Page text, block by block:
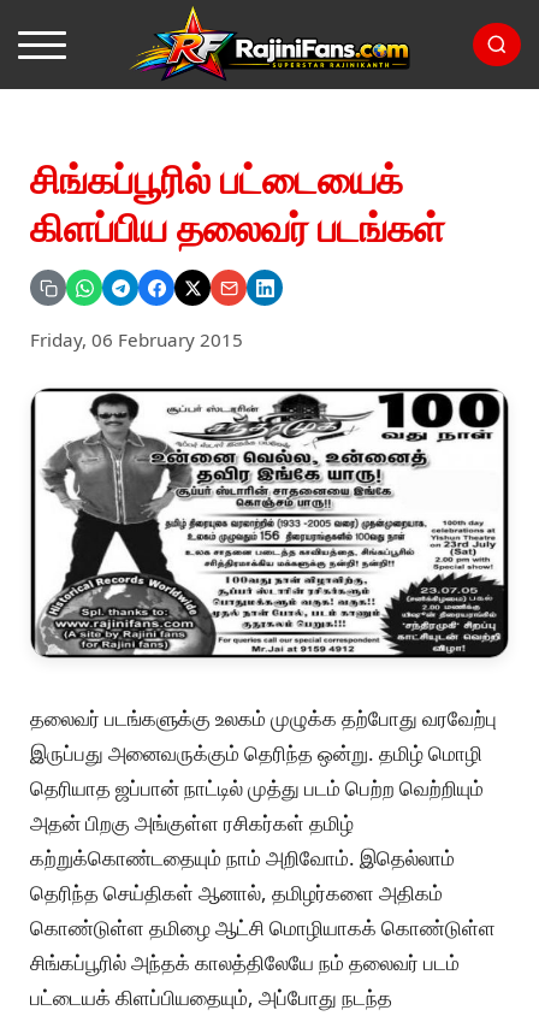
சிங்கப்பூரில் பட்டையைக்
கிளப்பிய தலைவர் படங்கள்
Friday, 06 February 2015
தலைவர் படங்களுக்கு உலகம் முழுக்க தற்போது வரவேற்பு
இருப்பது அனைவருக்கும் தெரிந்த ஒன்று. தமிழ் மொழி
தெரியாத ஜப்பான் நாட்டில் முத்து படம் பெற்ற வெற்றியும்
அதன் பிறகு அங்குள்ள ரசிகர்கள் தமிழ்
கற்றுக்கொண்டதையும் நாம் அறிவோம். இதெல்லாம்
தெரிந்த செய்திகள் ஆனால், தமிழர்களை அதிகம்
கொண்டுள்ள தமிழை ஆட்சி மொழியாகக் கொண்டுள்ள
சிங்கப்பூரில் அந்தக் காலத்திலேயே நம் தலைவர் படம்
பட்டையக் கிளப்பியதையும், அப்போது நடந்த